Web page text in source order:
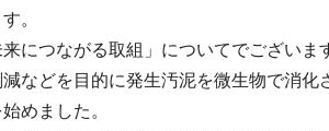
。
につながる取組」についてでございま
などを目的に発生汚泥を微生物で消
めました。